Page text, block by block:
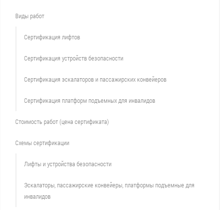
Виды работ
Сертификация лифтов
Сертификация устройств безопасности
Сертификация эскалаторов и пассажирских конвейеров
Сертификация платформ подъемных для инвалидов
Стоимость работ (цена сертификата)
Схемы сертификации
Лифты и устройства безопасности
Эскалаторы, пассажирские конвейеры, платформы подъемные для
инвалидов